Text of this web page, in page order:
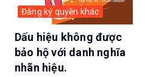
Đăng ký quyền khác
Dấu hiệu không được
bảo hộ với danh nghĩa
nhãn hiệu.